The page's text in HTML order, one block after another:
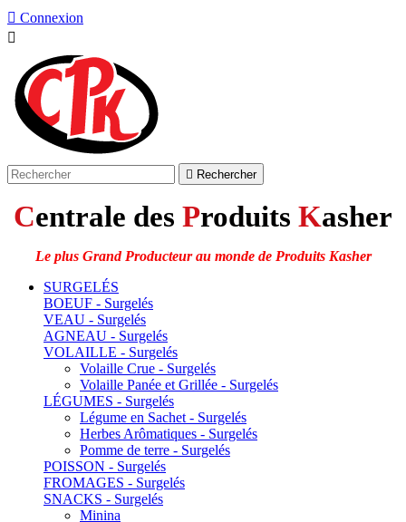
 Connexion

 Rechercher
Centrale des Produits Kasher
Le plus Grand Producteur au monde de Produits Kasher
SURGELÉS
BOEUF - Surgelés
VEAU - Surgelés
AGNEAU - Surgelés
VOLAILLE - Surgelés
Volaille Crue - Surgelés
Volaille Panée et Grillée - Surgelés
LÉGUMES - Surgelés
Légume en Sachet - Surgelés
Herbes Arômatiques - Surgelés
Pomme de terre - Surgelés
POISSON - Surgelés
FROMAGES - Surgelés
SNACKS - Surgelés
Minina